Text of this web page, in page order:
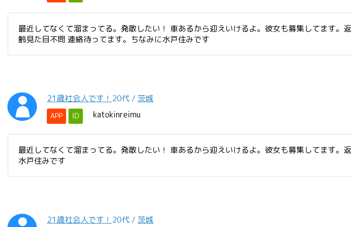
最近してなくて溜まってる。発散したい！ 車あるから迎えいけるよ。彼女も募集してます
齢見た目不問 連絡待ってます。ちなみに水戸住みです
21歳社会人です！ 20代 / 茨城
APP ID katokinreimu
最近してなくて溜まってる。発散したい！ 車あるから迎えいけるよ。彼女も募集してます
水戸住みです
21歳社会人です！ 20代 / 茨城